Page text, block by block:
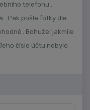
telefonu .
. Pak pošle fotky dle
. Bohužel jakmile
číslo účtu nebylo